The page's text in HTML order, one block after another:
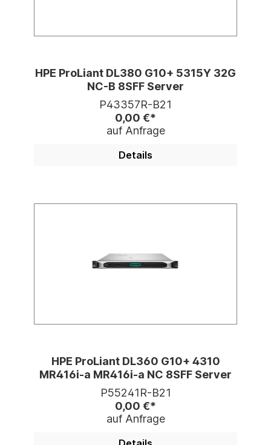
HPE ProLiant DL380 G10+ 5315Y 32G
NC-B 8SFF Server
P43357R-B21
0,00 €*
auf Anfrage
Details
HPE ProLiant DL360 G10+ 4310
MR416i-a MR416i-a NC 8SFF Server
P55241R-B21
0,00 €*
auf Anfrage